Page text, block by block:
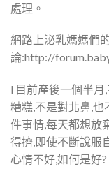
處理。
網路上泌乳媽媽們
論:http://
l 目前產後一個半月
糟糕,不是對北鼻,也
件事情,每天都想放
得擠,即使不斷說服
心情不好,如何是好?